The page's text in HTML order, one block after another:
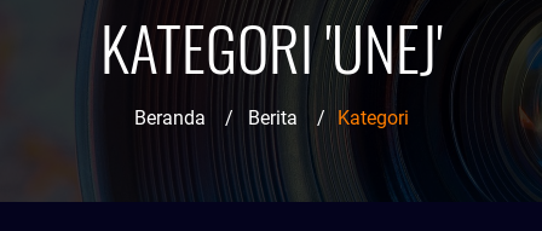
KATEGORI 'UNEJ'
Beranda / Berita / Kategori